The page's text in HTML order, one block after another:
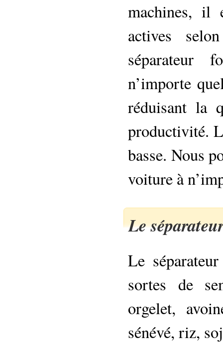
machines, il
actives
séparateur
n’importe
réduisant la
productivité.
basse. Nous
voiture à
Le
Le
sortes de
orgelet,
sénévé, riz,